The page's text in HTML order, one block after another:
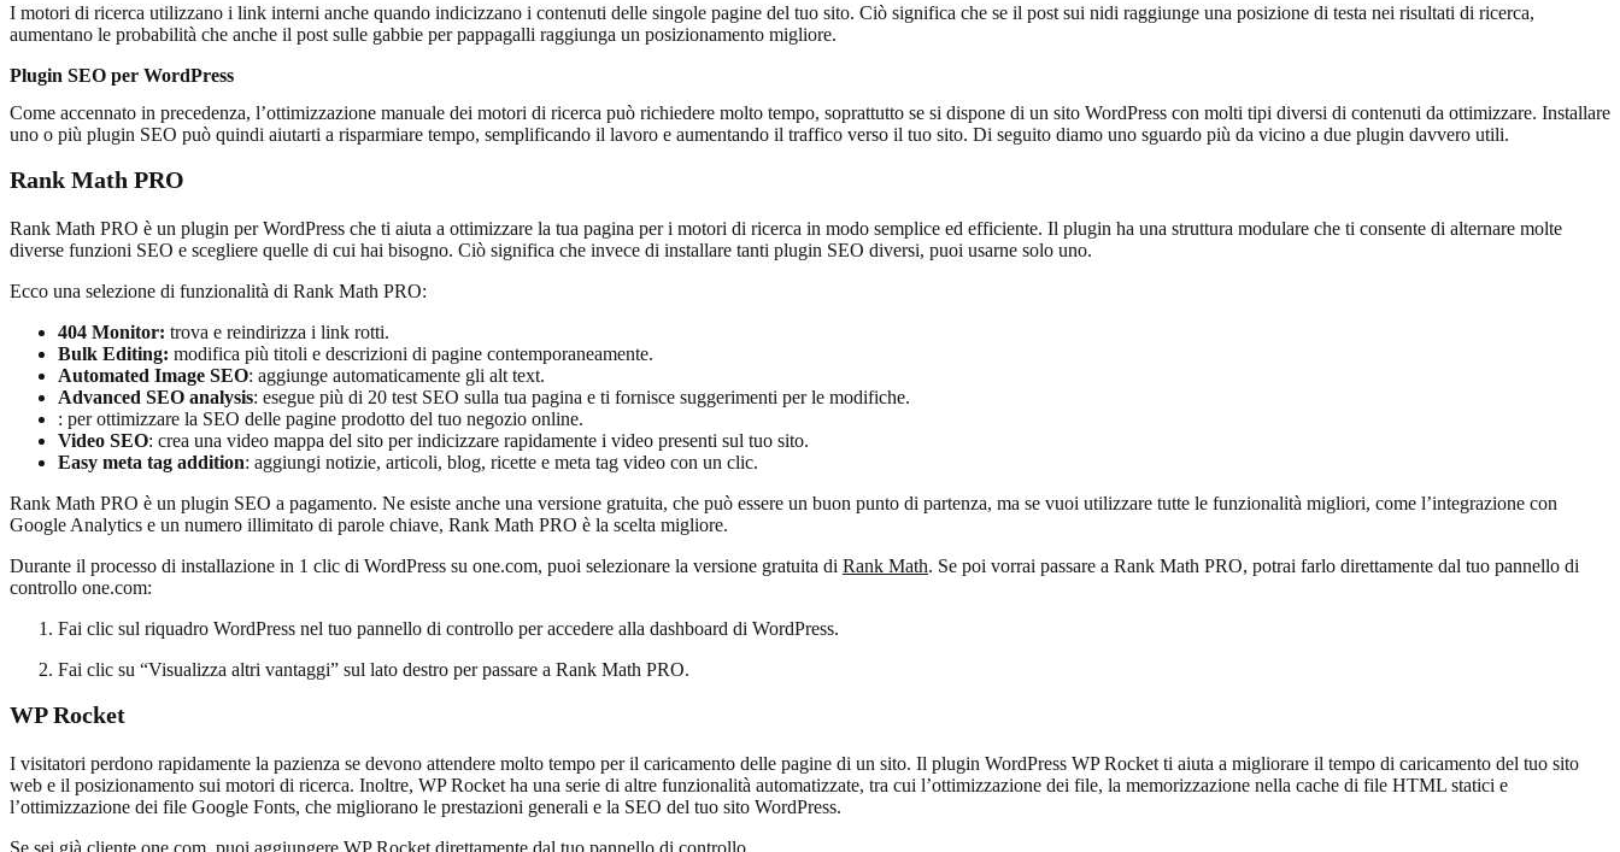
I motori di ricerca utilizzano i link interni anche quando indicizzano i contenuti delle singole pagine del tuo sito. Ciò significa che se il post sui nidi raggiunge una posizione di testa nei risultati di ricerca,
aumentano le probabilità che anche il post sulle gabbie per pappagalli raggiunga un posizionamento migliore.
Plugin SEO per WordPress
Come accennato in precedenza, l’ottimizzazione manuale dei motori di ricerca può richiedere molto tempo, soprattutto se si dispone di un sito WordPress con molti tipi diversi di contenuti da ottimizzare. Installare
uno o più plugin SEO può quindi aiutarti a risparmiare tempo, semplificando il lavoro e aumentando il traffico verso il tuo sito. Di seguito diamo uno sguardo più da vicino a due plugin davvero utili.
Rank Math PRO
Rank Math PRO è un plugin per WordPress che ti aiuta a ottimizzare la tua pagina per i motori di ricerca in modo semplice ed efficiente. Il plugin ha una struttura modulare che ti consente di alternare molte
diverse funzioni SEO e scegliere quelle di cui hai bisogno. Ciò significa che invece di installare tanti plugin SEO diversi, puoi usarne solo uno.
Ecco una selezione di funzionalità di Rank Math PRO:
404 Monitor: trova e reindirizza i link rotti.
Bulk Editing: modifica più titoli e descrizioni di pagine contemporaneamente.
Automated Image SEO: aggiunge automaticamente gli alt text.
Advanced SEO analysis: esegue più di 20 test SEO sulla tua pagina e ti fornisce suggerimenti per le modifiche.
: per ottimizzare la SEO delle pagine prodotto del tuo negozio online.
Video SEO: crea una video mappa del sito per indicizzare rapidamente i video presenti sul tuo sito.
Easy meta tag addition: aggiungi notizie, articoli, blog, ricette e meta tag video con un clic.
Rank Math PRO è un plugin SEO a pagamento. Ne esiste anche una versione gratuita, che può essere un buon punto di partenza, ma se vuoi utilizzare tutte le funzionalità migliori, come l’integrazione con
Google Analytics e un numero illimitato di parole chiave, Rank Math PRO è la scelta migliore.
Durante il processo di installazione in 1 clic di WordPress su one.com, puoi selezionare la versione gratuita di Rank Math. Se poi vorrai passare a Rank Math PRO, potrai farlo direttamente dal tuo pannello di
controllo one.com:
Fai clic sul riquadro WordPress nel tuo pannello di controllo per accedere alla dashboard di WordPress.
Fai clic su “Visualizza altri vantaggi” sul lato destro per passare a Rank Math PRO.
WP Rocket
I visitatori perdono rapidamente la pazienza se devono attendere molto tempo per il caricamento delle pagine di un sito. Il plugin WordPress WP Rocket ti aiuta a migliorare il tempo di caricamento del tuo sito
web e il posizionamento sui motori di ricerca. Inoltre, WP Rocket ha una serie di altre funzionalità automatizzate, tra cui l’ottimizzazione dei file, la memorizzazione nella cache di file HTML statici e
l’ottimizzazione dei file Google Fonts, che migliorano le prestazioni generali e la SEO del tuo sito WordPress.
Se sei già cliente one.com, puoi aggiungere WP Rocket direttamente dal tuo pannello di controllo